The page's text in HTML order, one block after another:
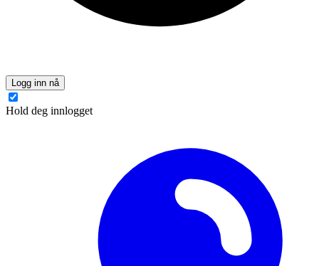
Logg inn nå
Hold deg innlogget